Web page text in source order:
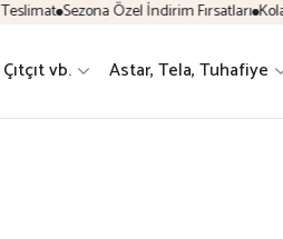
Sezona Özel İndirim Fırsatları
Çıtçıt vb. Astar, Tela, Tuhafiye